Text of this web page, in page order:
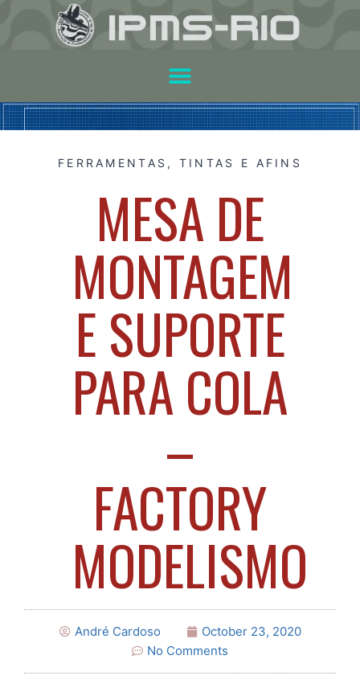
FERRAMENTAS, TINTAS E AFINS
MESA DE
MONTAGEM
E SUPORTE
PARA COLA
–
FACTORY
MODELISMO
André Cardoso
October 23, 2020
No Comments